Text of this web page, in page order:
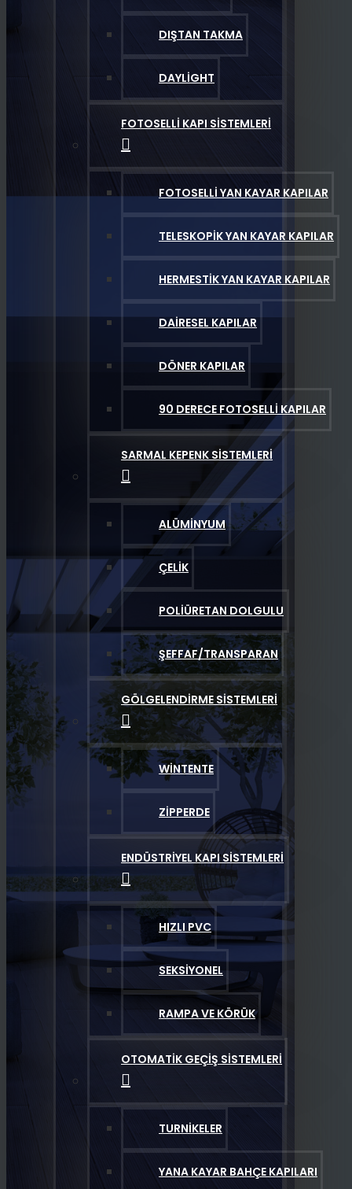
DIŞTAN TAKMA
DAYLIGHT
FOTOSELLI KAPI SISTEMLERI
FOTOSELLI YAN KAYAR KAPILAR
TELESKOPIK YAN KAYAR KAPILAR
HERMESTIK YAN KAYAR KAPILAR
DAIRESEL KAPILAR
DÖNER KAPILAR
90 DERECE FOTOSELLI KAPILAR
SARMAL KEPENK SISTEMLERI
ALÜMINYUM
ÇELIK
POLIÜRETAN DOLGULU
ŞEFFAF/TRANSPARAN
GÖLGELENDIRME SISTEMLERI
WINTENTE
ZIPPERDE
ENDÜSTRIYEL KAPI SISTEMLERI
HIZLI PVC
SEKSIYONEL
RAMPA VE KÖRÜK
OTOMATIK GEÇIŞ SISTEMLERI
TURNIKELER
YANA KAYAR BAHÇE KAPILARI